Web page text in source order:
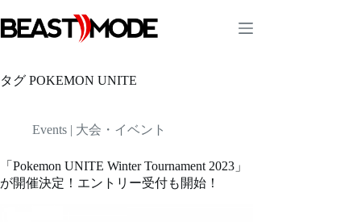
ン
テ
ツ
へ
プ
タグ POKEMON UNITE
Events | 大会・イベント
「Pokemon UNITE Winter Tournament 2023」
が開催決定！エントリー受付も開始！